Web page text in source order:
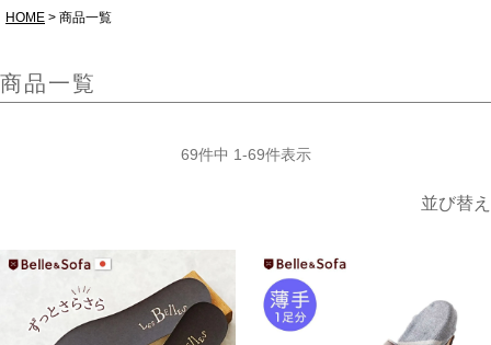
HOME 商品一覧
商品一覧
並び替え
69件中 1-69件表示